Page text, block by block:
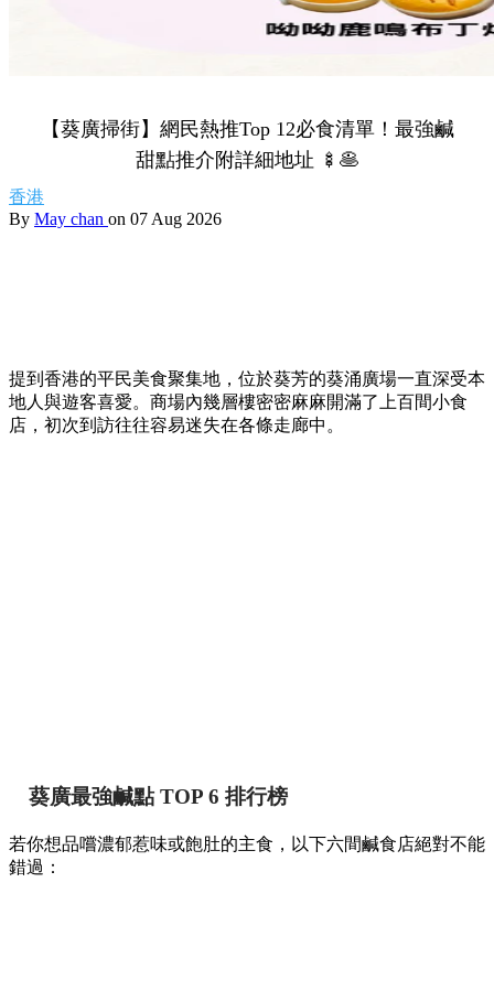
【葵廣掃街】網民熱推Top 12必食清單！最強鹹
甜點推介附詳細地址 🍢🥞
香港
By May chan on 07 Aug 2026
提到香港的平民美食聚集地，位於葵芳的葵涌廣場一直深受本
地人與遊客喜愛。商場內幾層樓密密麻麻開滿了上百間小食
店，初次到訪往往容易迷失在各條走廊中。
葵廣最強鹹點 TOP 6 排行榜
若你想品嚐濃郁惹味或飽肚的主食，以下六間鹹食店絕對不能
錯過：